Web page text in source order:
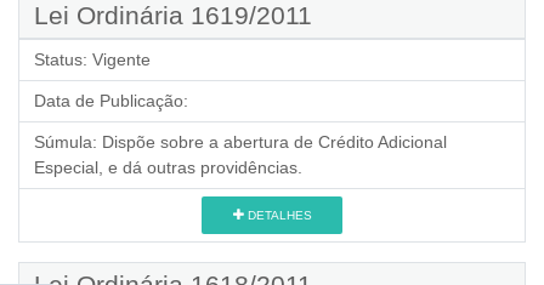
Lei Ordinária 1619/2011
Status: Vigente
Data de Publicação:
Súmula: Dispõe sobre a abertura de Crédito Adicional
Especial, e dá outras providências.
DETALHES